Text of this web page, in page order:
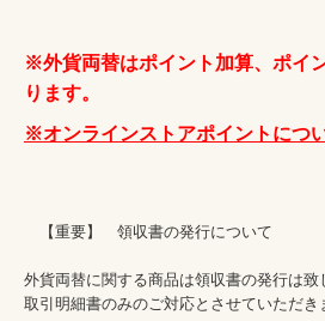
※外貨両替はポイント加算、ポイ
ります。
※オンラインストアポイントにつ
【重要】　領収書の発行について
外貨両替に関する商品は領収書の発行は致
取引明細書のみのご対応とさせていただき